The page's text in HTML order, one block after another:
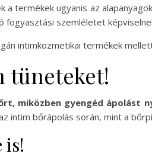
termékek ugyanis az
fogyasztási szemléletet
intimkozmetikai termékek
tüneteket!
miközben gyengéd ápolást
intim bőrápolás során, mint a
is!